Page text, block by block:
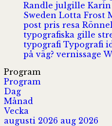
Randle julgille
Sweden Lotta Frost
post pris resa
typografiska gille
typografi Typografi
på väg?vernissage
Program
Program
Dag
Månad
Vecka
augusti 2026 aug 2026